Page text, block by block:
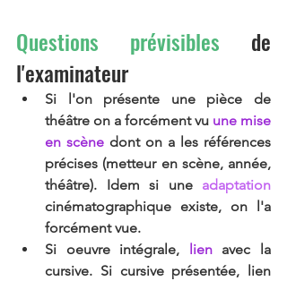
Questions prévisibles de
l'examinateur
Si l'on présente une pièce de
théâtre on a forcément vu une mise
en scène dont on a les références
précises (metteur en scène, année,
théâtre). Idem si une
cinématographique existe, on l'a
forcément vue.
Si oeuvre intégrale, lien avec la
cursive. Si cursive présentée, lien